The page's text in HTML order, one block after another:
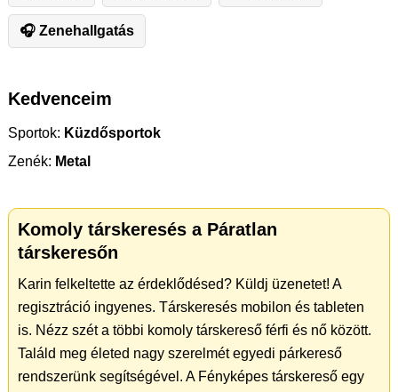
🎧 Zenehallgatás
Kedvenceim
Sportok: Küzdősportok
Zenék: Metal
Komoly társkeresés a Páratlan
társkeresőn
Karin felkeltette az érdeklődésed? Küldj üzenetet! A
regisztráció ingyenes. Társkeresés mobilon és tableten
is. Nézz szét a többi komoly társkereső férfi és nő között.
Találd meg életed nagy szerelmét egyedi párkereső
rendszerünk segítségével. A Fényképes társkereső egy